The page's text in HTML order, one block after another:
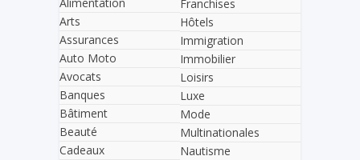
Arts
Assurances
Auto Moto
Avocats
Banques
Bâtiment
Beauté
Cadeaux
Franchises
Hôtels
Immigration
Immobilier
Loisirs
Luxe
Mode
Multinationales
Nautisme